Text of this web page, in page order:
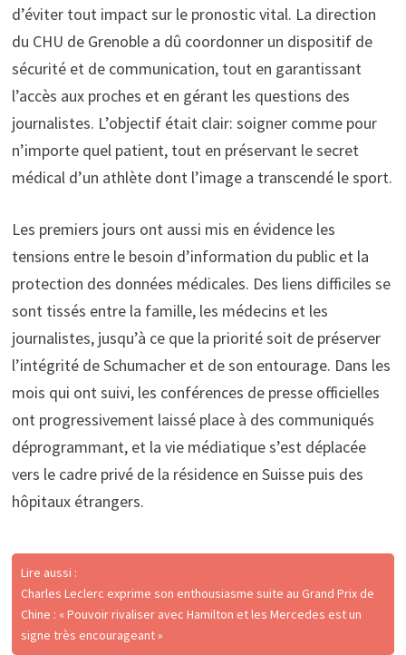
d’éviter tout impact sur le pronostic vital. La direction
du CHU de Grenoble a dû coordonner un dispositif de
sécurité et de communication, tout en garantissant
l’accès aux proches et en gérant les questions des
journalistes. L’objectif était clair: soigner comme pour
n’importe quel patient, tout en préservant le secret
médical d’un athlète dont l’image a transcendé le sport.
Les premiers jours ont aussi mis en évidence les
tensions entre le besoin d’information du public et la
protection des données médicales. Des liens difficiles se
sont tissés entre la famille, les médecins et les
journalistes, jusqu’à ce que la priorité soit de préserver
l’intégrité de Schumacher et de son entourage. Dans les
mois qui ont suivi, les conférences de presse officielles
ont progressivement laissé place à des communiqués
déprogrammant, et la vie médiatique s’est déplacée
vers le cadre privé de la résidence en Suisse puis des
hôpitaux étrangers.
Lire aussi :
Charles Leclerc exprime son enthousiasme suite au Grand Prix de
Chine : « Pouvoir rivaliser avec Hamilton et les Mercedes est un
signe très encourageant »